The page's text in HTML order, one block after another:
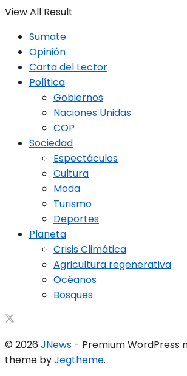
View All Result
Sumate
Opinión
Carta del Lector
Política
Gobiernos
Naciones Unidas
COP
Sociedad
Espectáculos
Cultura
Moda
Turismo
Deportes
Planeta
Crisis Climática
Agricultura regenerativa
Océanos
Bosques
© 2026 JNews - Premium WordPress
theme byJegtheme.